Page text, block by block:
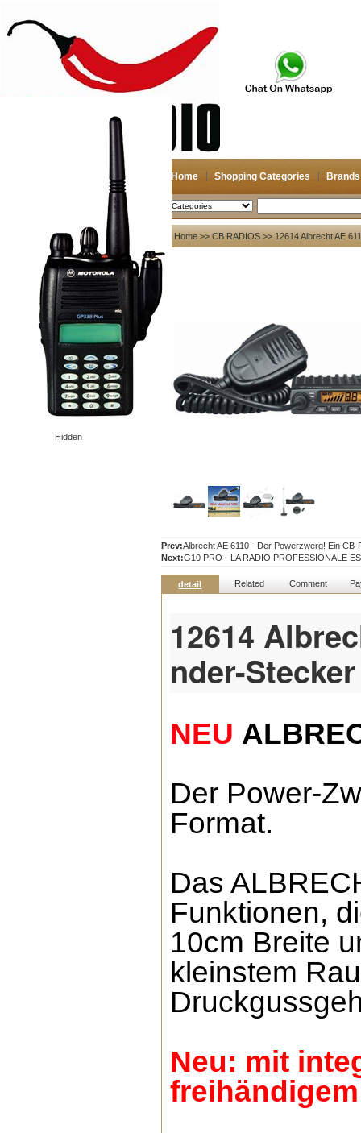
Home Shopping Categories Brands
2026-08-07 Search
Hidden
My account
Register
Login
Shopping Cart(0)
Compare Now(0)
Your Recent History
Home >> CB RADIOS >> 12614 Albrecht AE
Prev:Albrecht AE 6110 - Der Powerzwerg! Ein
Next:G10 PRO - LA RADIO PROFESSIONALE
detail Related Comment
12614
nder-
NEU
Der Power-
Format.
Das
Funktionen,
10cm Breite
kleinstem
Neu: mit